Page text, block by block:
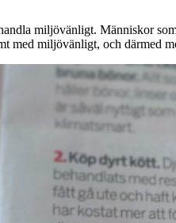
miljövänligt. Människor
med miljövänligt, och